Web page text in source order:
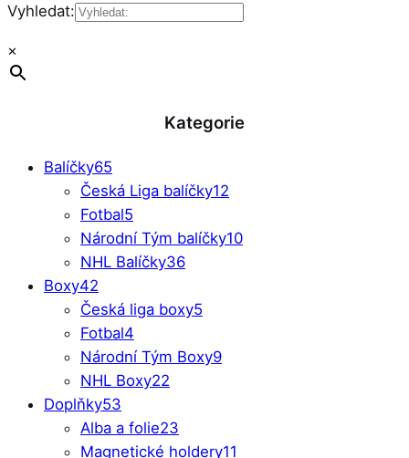
Vyhledat:
×
Kategorie
Balíčky65
Česká Liga balíčky12
Fotbal5
Národní Tým balíčky10
NHL Balíčky36
Boxy42
Česká liga boxy5
Fotbal4
Národní Tým Boxy9
NHL Boxy22
Doplňky53
Alba a folie23
Magnetické holdery11